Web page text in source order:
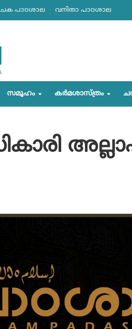
പാഠശാല വനിതാ പാഠശാല
സമൂഹം കര്‍മശാസ്ത്രം